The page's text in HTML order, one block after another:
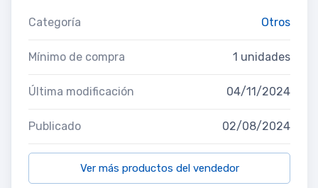
Categoría Otros
Mínimo de compra 1 unidades
Última modificación 04/11/2024
Publicado 02/08/2024
Ver más productos del vendedor